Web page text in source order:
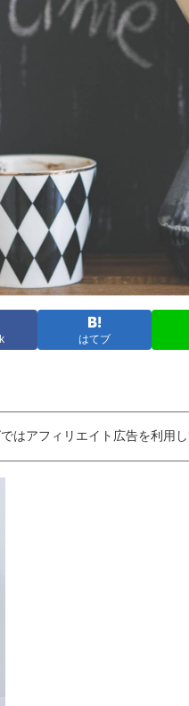
はてブ
はアフィリエイト広告を利用